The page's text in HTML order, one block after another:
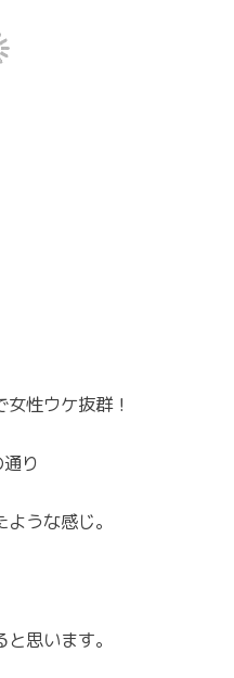
性ウケ抜群！
り
うな感じ。
思います。